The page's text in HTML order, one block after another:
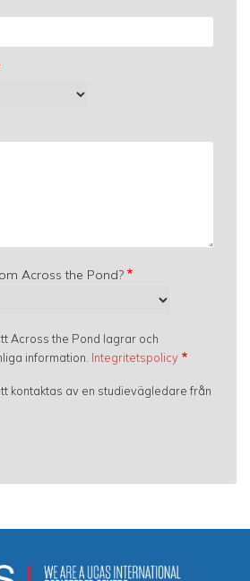
Across the Pond?
Across the Pond lagrar och
information. Integritetspolicy
kontaktas av en studievägledare från